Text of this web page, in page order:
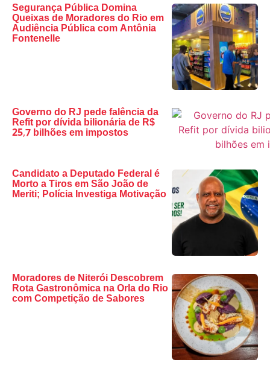
Segurança Pública Domina
Queixas de Moradores do Rio em
Audiência Pública com Antônia
Fontenelle
Governo do RJ pede falência da
Refit por dívida bilionária de R$
25,7 bilhões em impostos
Candidato a Deputado Federal é
Morto a Tiros em São João de
Meriti; Polícia Investiga Motivação
Moradores de Niterói Descobrem
Rota Gastronômica na Orla do Rio
com Competição de Sabores